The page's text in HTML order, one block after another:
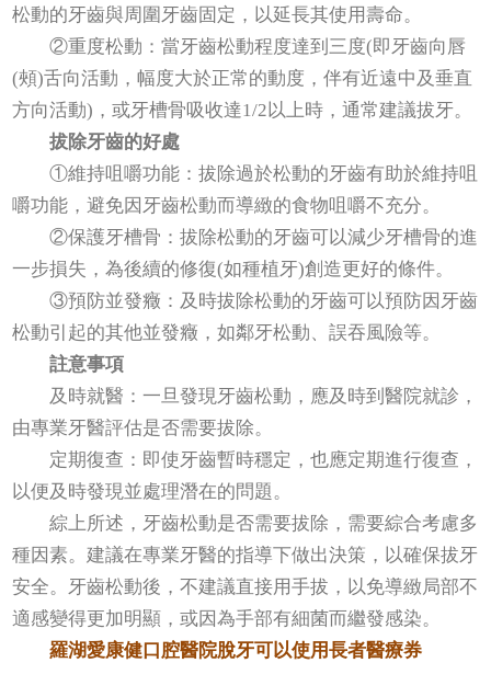
松動的牙齒與周圍牙齒固定，以延長其使用壽命。
②重度松動：當牙齒松動程度達到三度(即牙齒向唇
(頰)舌向活動，幅度大於正常的動度，伴有近遠中及垂直
方向活動)，或牙槽骨吸收達1/2以上時，通常建議拔牙。
拔除牙齒的好處
①維持咀嚼功能：拔除過於松動的牙齒有助於維持咀
嚼功能，避免因牙齒松動而導緻的食物咀嚼不充分。
②保護牙槽骨：拔除松動的牙齒可以減少牙槽骨的進
一步損失，為後續的修復(如種植牙)創造更好的條件。
③預防並發癥：及時拔除松動的牙齒可以預防因牙齒
松動引起的其他並發癥，如鄰牙松動、誤吞風險等。
註意事項
及時就醫：一旦發現牙齒松動，應及時到醫院就診，
由專業牙醫評估是否需要拔除。
定期復查：即使牙齒暫時穩定，也應定期進行復查，
以便及時發現並處理潛在的問題。
綜上所述，牙齒松動是否需要拔除，需要綜合考慮多
種因素。建議在專業牙醫的指導下做出決策，以確保拔牙
安全。牙齒松動後，不建議直接用手拔，以免導緻局部不
適感變得更加明顯，或因為手部有細菌而繼發感染。
羅湖愛康健口腔醫院脫牙可以使用長者醫療券